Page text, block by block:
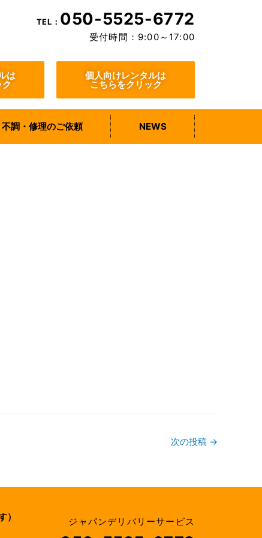
TEL： 050-5525-6772
受付時間：9:00～17:00
は 個人向けレンタルは
こちらをクリック
調・修理のご依頼 NEWS
次の投稿 →
）
ジャパンデリバリーサービス